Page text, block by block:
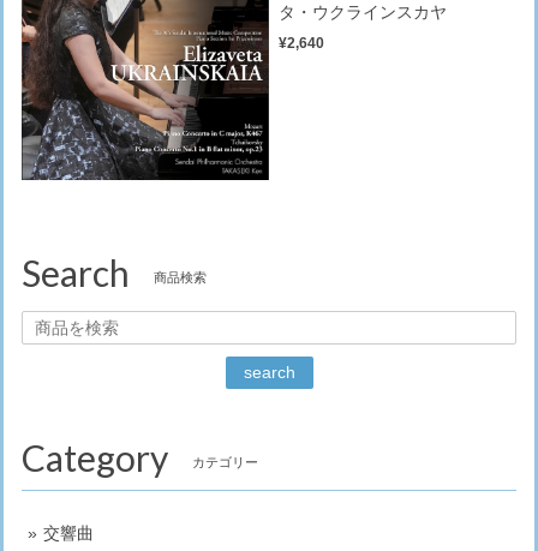
タ・ウクラインスカヤ
¥2,640
Search 商品検索
search
Category カテゴリー
交響曲